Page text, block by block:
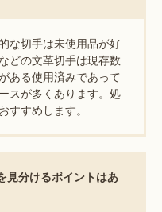
な切手は未使用品が好
どの文革切手は現存数
ある使用済みであって
スが多くあります。処
すすめします。
見分けるポイントはあ